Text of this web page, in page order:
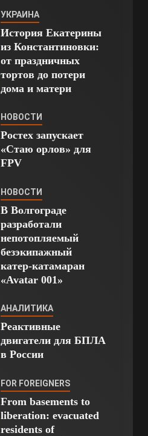
УКРАИНА
История Екатерины
из Константиновки:
от праздничных
тортов до потери
дома и матери
НОВОСТИ
Ростех запускает
«Стаю орлов» для
FPV
НОВОСТИ
В Волгограде
разработали
непотопляемый
безэкипажный
катер-катамаран
«Avatar 001»
АНАЛИТИКА
Реактивные
двигатели для БПЛА
в России
FOR FOREIGNERS
From basements to
liberation: evacuated
residents of